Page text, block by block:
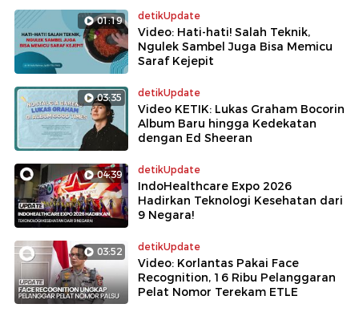
01:19 detikUpdate
Video: Hati-hati! Salah Teknik,
Ngulek Sambel Juga Bisa Memicu
Saraf Kejepit
03:35 detikUpdate
Video KETIK: Lukas Graham Bocorin
Album Baru hingga Kedekatan
dengan Ed Sheeran
04:39 detikUpdate
IndoHealthcare Expo 2026
Hadirkan Teknologi Kesehatan dari
9 Negara!
03:52 detikUpdate
Video: Korlantas Pakai Face
Recognition, 16 Ribu Pelanggaran
Pelat Nomor Terekam ETLE